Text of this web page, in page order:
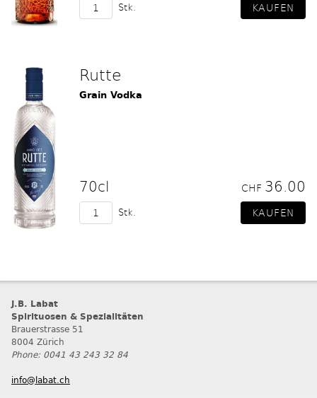
Stk.
Rutte
Grain Vodka
70cl CHF 36.00
Stk.
J.B. Labat
Spirituosen & Spezialitäten
Brauerstrasse 51
8004 Zürich
Phone: 0041 43 243 32 84
info@labat.ch